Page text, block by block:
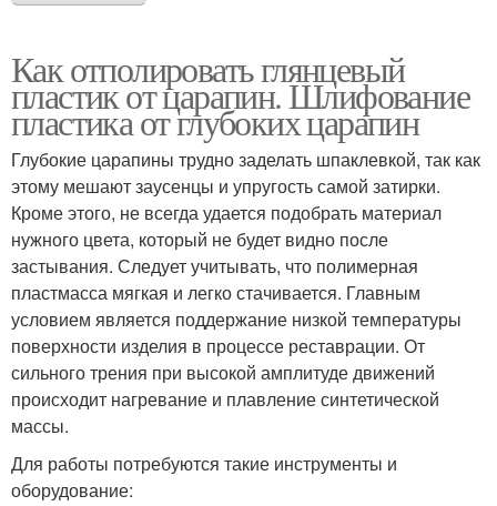
Как отполировать глянцевый
пластик от царапин. Шлифование
пластика от глубоких царапин
Глубокие царапины трудно заделать шпаклевкой, так как
этому мешают заусенцы и упругость самой затирки.
Кроме этого, не всегда удается подобрать материал
нужного цвета, который не будет видно после
застывания. Следует учитывать, что полимерная
пластмасса мягкая и легко стачивается. Главным
условием является поддержание низкой температуры
поверхности изделия в процессе реставрации. От
сильного трения при высокой амплитуде движений
происходит нагревание и плавление синтетической
массы.
Для работы потребуются такие инструменты и
оборудование: